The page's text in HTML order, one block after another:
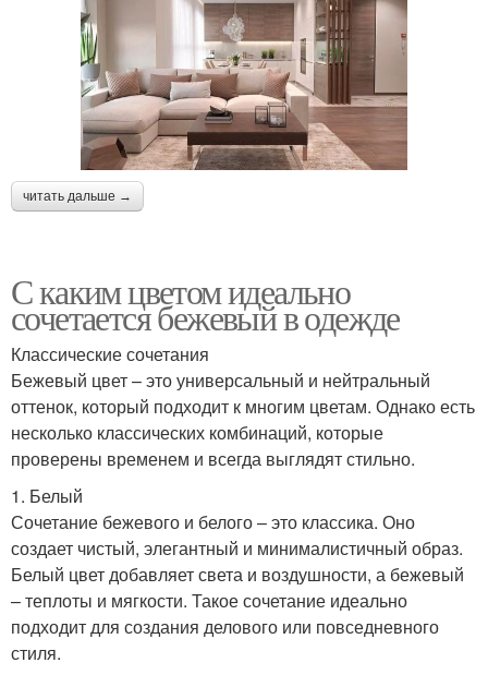
читать дальше →
С каким цветом идеально
сочетается бежевый в одежде
Классические сочетания
Бежевый цвет – это универсальный и нейтральный
оттенок, который подходит к многим цветам. Однако есть
несколько классических комбинаций, которые
проверены временем и всегда выглядят стильно.
1. Белый
Сочетание бежевого и белого – это классика. Оно
создает чистый, элегантный и минималистичный образ.
Белый цвет добавляет света и воздушности, а бежевый
– теплоты и мягкости. Такое сочетание идеально
подходит для создания делового или повседневного
стиля.